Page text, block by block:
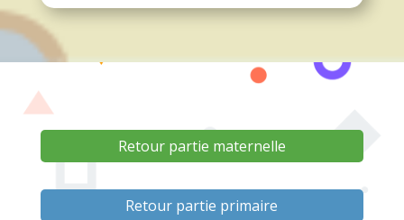
Retour partie maternelle
Retour partie primaire